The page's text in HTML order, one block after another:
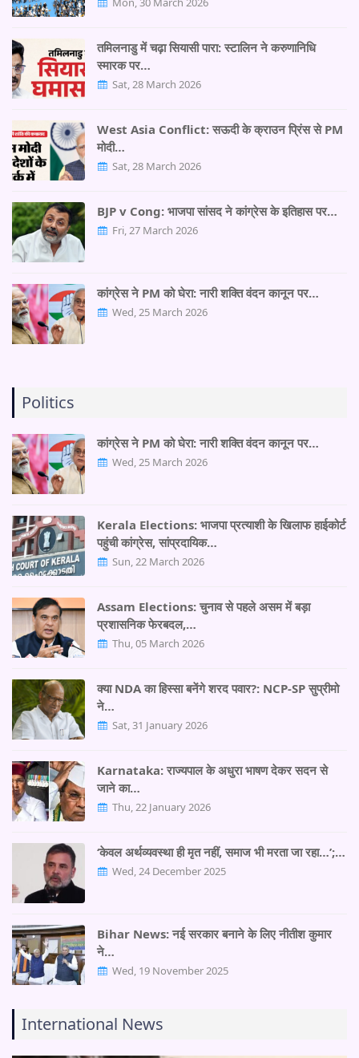
तमिलनाडु में चढ़ा सियासी पारा: स्टालिन ने करुणानिधि
स्मारक पर…
Sat, 28 March 2026
West Asia Conflict: सऊदी के क्राउन प्रिंस से PM
मोदी…
Sat, 28 March 2026
BJP v Cong: भाजपा सांसद ने कांग्रेस के इतिहास पर…
Fri, 27 March 2026
कांग्रेस ने PM को घेरा: नारी शक्ति वंदन कानून पर…
Wed, 25 March 2026
Politics
कांग्रेस ने PM को घेरा: नारी शक्ति वंदन कानून पर…
Wed, 25 March 2026
Kerala Elections: भाजपा प्रत्याशी के खिलाफ हाईकोर्ट
पहुंची कांग्रेस, सांप्रदायिक…
Sun, 22 March 2026
Assam Elections: चुनाव से पहले असम में बड़ा
प्रशासनिक फेरबदल,…
Thu, 05 March 2026
क्या NDA का हिस्सा बनेंगे शरद पवार?: NCP-SP सुप्रीमो
ने…
Sat, 31 January 2026
Karnataka: राज्यपाल के अधुरा भाषण देकर सदन से
जाने का…
Thu, 22 January 2026
‘केवल अर्थव्यवस्था ही मृत नहीं, समाज भी मरता जा रहा…’;…
Wed, 24 December 2025
Bihar News: नई सरकार बनाने के लिए नीतीश कुमार
ने…
Wed, 19 November 2025
International News